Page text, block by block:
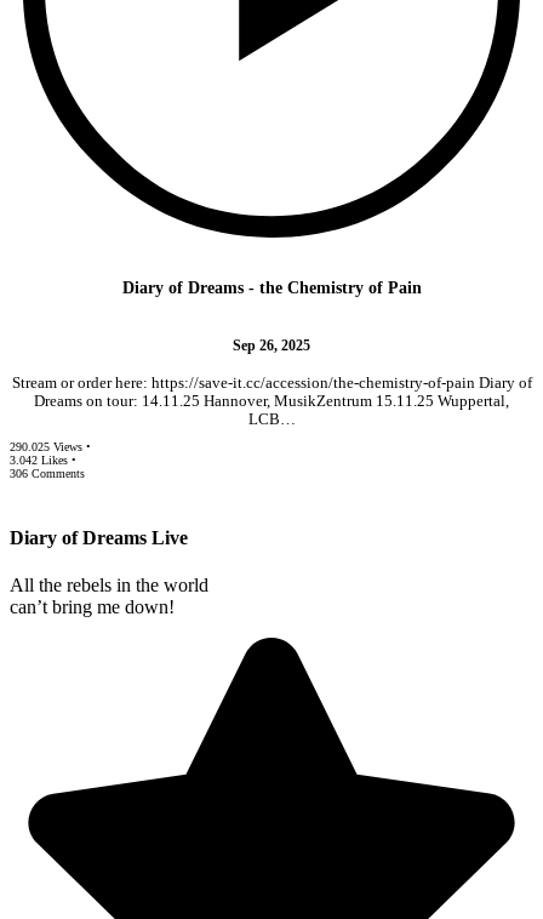
Diary of Dreams - the Chemistry of Pain
Sep 26, 2025
Stream or order here: https://save-it.cc/accession/the-chemistry-of-pain Diary of
Dreams on tour: 14.11.25 Hannover, MusikZentrum 15.11.25 Wuppertal,
LCB…
290.025 Views •
3.042 Likes •
306 Comments
Diary of Dreams Live
All the rebels in the world
can’t bring me down!